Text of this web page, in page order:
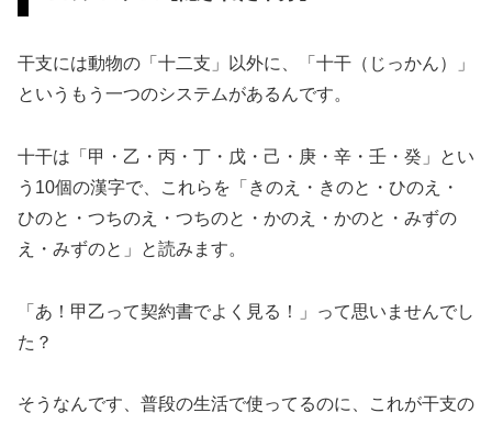
干支には動物の「十二支」以外に、「十干（じっかん）」
というもう一つのシステムがあるんです。
十干は「甲・乙・丙・丁・戊・己・庚・辛・壬・癸」とい
う10個の漢字で、これらを「きのえ・きのと・ひのえ・
ひのと・つちのえ・つちのと・かのえ・かのと・みずの
え・みずのと」と読みます。
「あ！甲乙って契約書でよく見る！」って思いませんでし
た？
そうなんです、普段の生活で使ってるのに、これが干支の